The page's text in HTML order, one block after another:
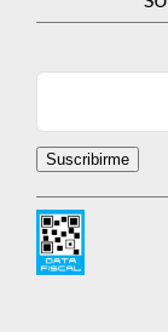
Suscribirme